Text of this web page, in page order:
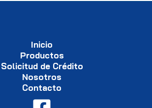
Inicio
Productos
Solicitud de Crédito
Nosotros
Contacto